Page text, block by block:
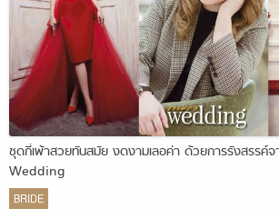
ชุดกี่เพ้าสวยทันสมัย งดงามเลอค่า ด้วยการรังสรรค์
Wedding
BRIDE